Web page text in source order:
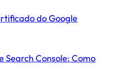
do Google
Search Console: Como